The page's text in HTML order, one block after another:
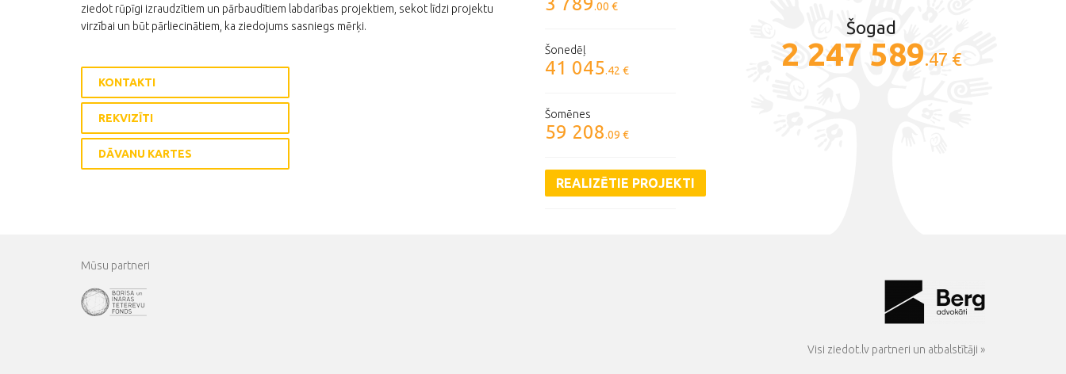
ziedot rūpīgi izraudzītiem un pārbaudītiem labdarības projektiem, sekot līdzi projektu
virzībai un būt pārliecinātiem, ka ziedojums sasniegs mērķi.
KONTAKTI
REKVIZĪTI
DĀVANU KARTES
.00 €
Šonedēļ
41 045.42 €
Šomēnes
59 208.09 €
REALIZĒTIE PROJEKTI
Šogad
2 247 589.47 €
Mūsu partneri
Visi ziedot.lv partneri un atbalstītāji »